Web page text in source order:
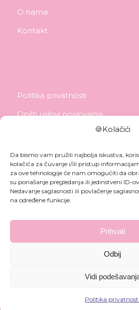
🍪Kolačići
Da bismo vam pružili najbolja iskustva,
kolačića za čuvanje i/ili pristup
za ove tehnologije će nam omogućiti da
su ponašanje pregledanja ili jedinstveni ID-
Nedavanje saglasnosti ili povlačenje
na određene funkcije.
Prihvati
Odbij
Vidi
Politika privatnosti
O nama
Kontakt
Politika privatnosti
Opšti uslovi poslovanja
Politika reklamacije
Politika plaćanja